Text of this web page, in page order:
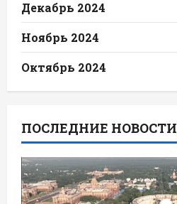
Декабрь 2024
Ноябрь 2024
Октябрь 2024
ПОСЛЕДНИЕ НОВОСТИ